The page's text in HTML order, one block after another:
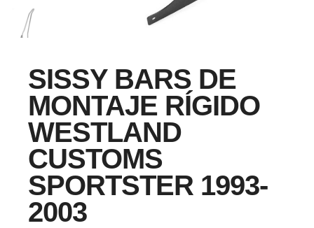
SISSY BARS DE
MONTAJE RÍGIDO
WESTLAND
CUSTOMS
SPORTSTER 1993-
2003